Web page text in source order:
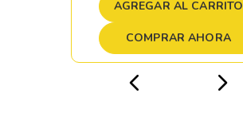
AGREGAR AL CARRITO
COMPRAR AHORA